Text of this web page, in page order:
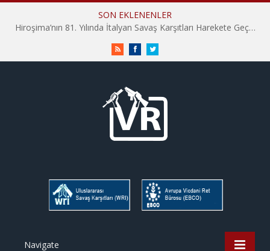
SON EKLENENLER
Hiroşima’nın 81. Yılında İtalyan Savaş Karşıtları Harekete Geçti: “Hatırlamak yeterli değil”
RSS FacebookTwitter
Navigate